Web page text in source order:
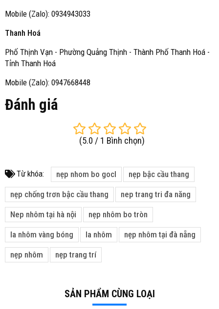
Mobile (Zalo): 0934943033
Thanh Hoá
Phố Thịnh Vạn - Phường Quảng Thịnh - Thành Phố Thanh Hoá -
Tỉnh Thanh Hoá
Mobile (Zalo): 0947668448
Đánh giá
(5.0 / 1 Bình chọn)
Từ khóa: nẹp nhom bo gocl nẹp bậc cầu thang
nẹp chống trơn bậc cầu thang nep trang tri đa năng
Nep nhôm tại hà nội nẹp nhôm bo tròn
la nhôm vàng bóng la nhôm nẹp nhôm tại đà nẵng
nẹp nhôm nẹp trang trí
SẢN PHẨM CÙNG LOẠI